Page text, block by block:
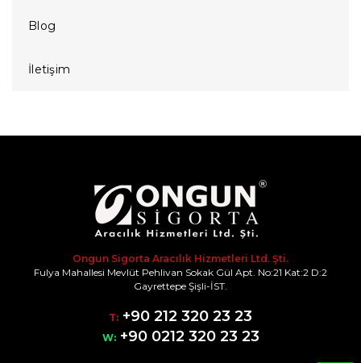
Blog
İletişim
Ongun Sigorta Aracılık Hizmetleri Ltd. Şti.
Fulya Mahallesi Mevlüt Pehlivan Sokak Gül Apt. No:21 Kat:2 D:2
Gayrettepe Şişli-İST.
T: +90 212 320 23 23
W:+90 0212 320 23 23